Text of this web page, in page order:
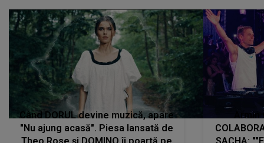
Când DORUL devine muzică, apare
"Nu ajung acasă". Piesa lansată de